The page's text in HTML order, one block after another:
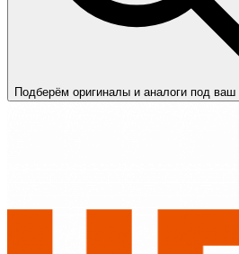
Подберём оригиналы и аналоги под